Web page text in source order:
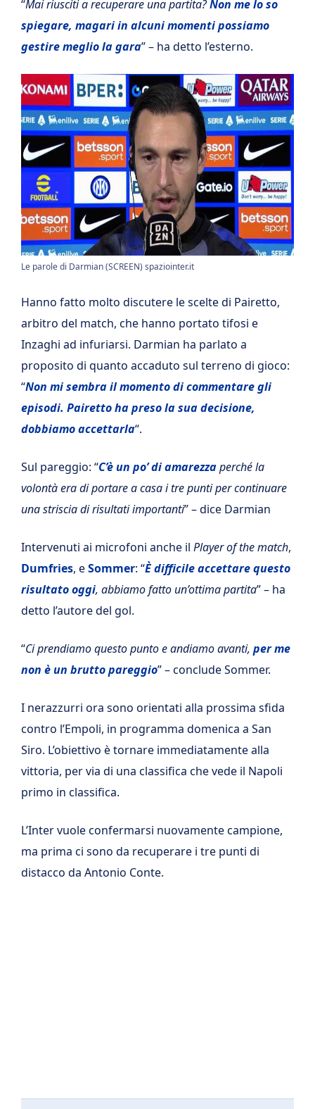
“Mai riusciti a recuperare una partita?Non me lo so
spiegare, magari in alcuni momenti possiamo
gestire meglio la gara” – ha detto l’esterno.
Le parole di Darmian (SCREEN) spaziointer.it
Hanno fatto molto discutere le scelte di Pairetto,
arbitro del match, che hanno portato tifosi e
Inzaghi ad infuriarsi. Darmian ha parlato a
proposito di quanto accaduto sul terreno di gioco:
“Non mi sembra il momento di commentare gli
episodi. Pairetto ha preso la sua decisione,
dobbiamo accettarla“.
Sul pareggio: “C’è un po’ di amarezzaperché la
volontà era di portare a casa i tre punti per continuare
una striscia di risultati importanti” – dice Darmian
Intervenuti ai microfoni anche il Player of the match,
Dumfries, eSommer: “È difficile accettare questo
risultato oggi, abbiamo fatto un’ottima partita” – ha
detto l’autore del gol.
“Ci prendiamo questo punto e andiamo avanti, per me
non è un brutto pareggio” – conclude Sommer.
I nerazzurri ora sono orientati alla prossima sfida
contro l’Empoli, in programma domenica a San
Siro. L’obiettivo è tornare immediatamente alla
vittoria, per via di una classifica che vede il Napoli
primo in classifica.
L’Inter vuole confermarsi nuovamente campione,
ma prima ci sono da recuperare i tre punti di
distacco da Antonio Conte.